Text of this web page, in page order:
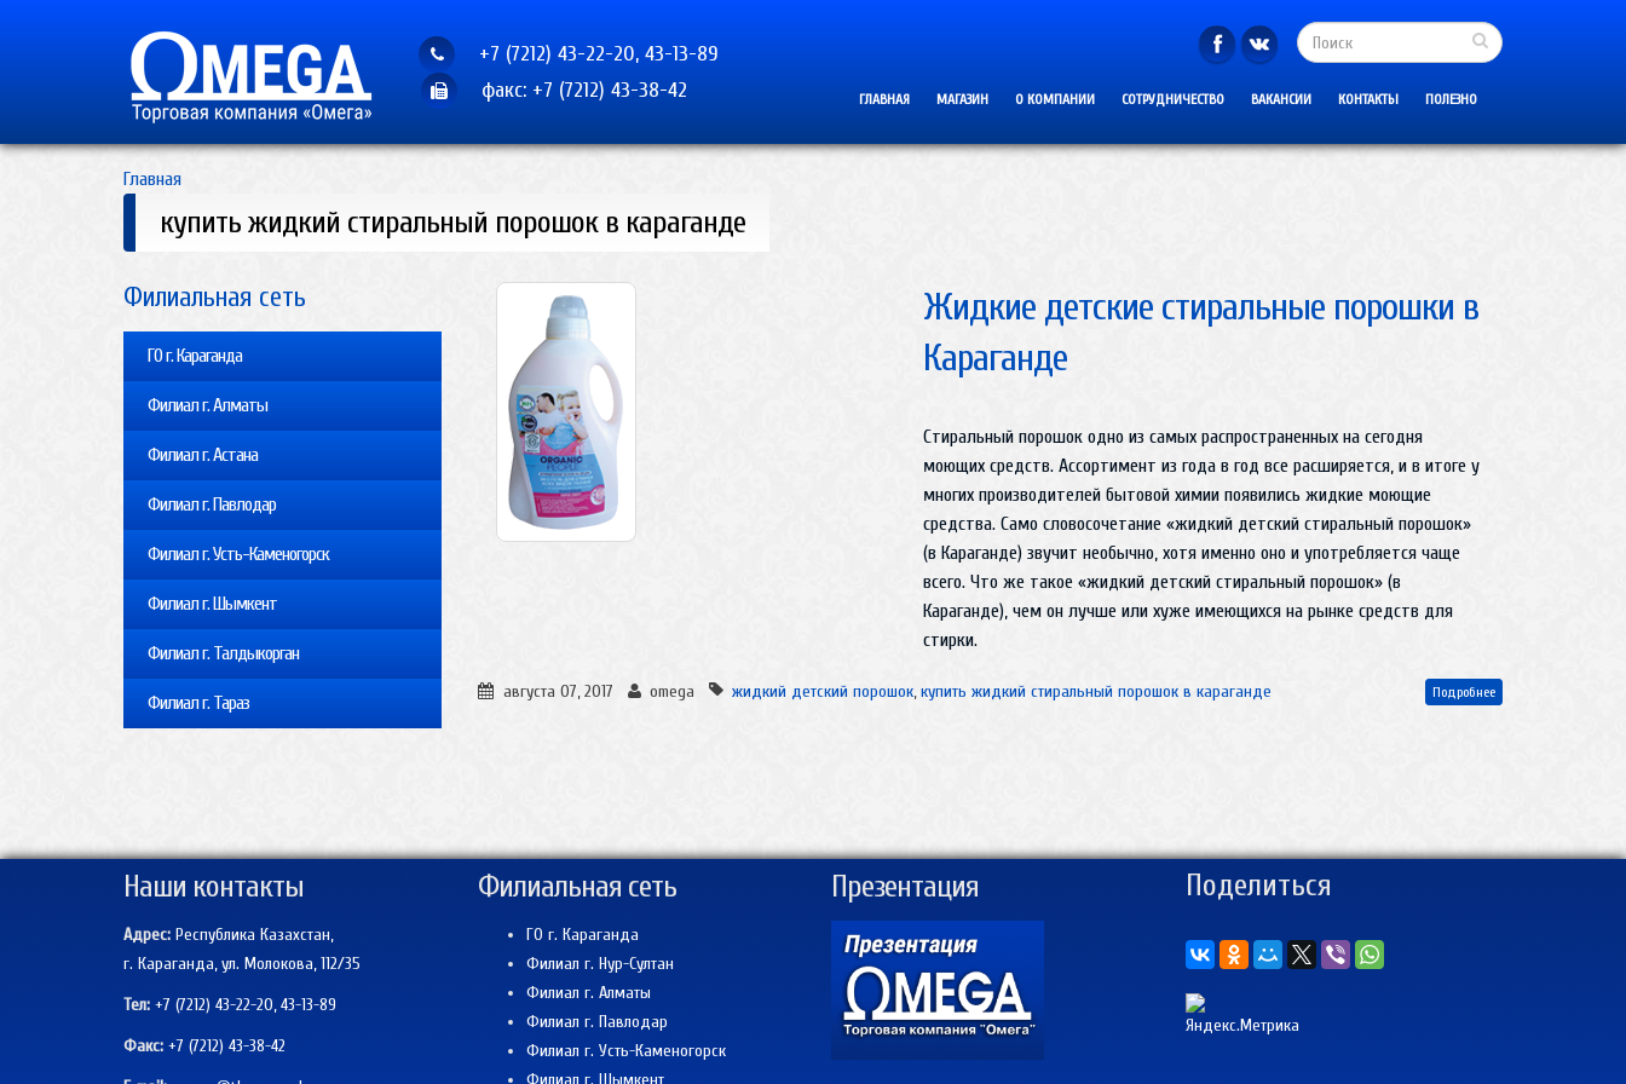
+7 (7212) 43-22-20, 43-13-89
факс: +7 (7212) 43-38-42
ГЛАВНАЯ МАГАЗИН О КОМПАНИИ СОТРУДНИЧЕСТВО ВАКАНСИИ КОНТАКТЫ ПОЛЕЗНО
Главная
купить жидкий стиральный порошок в караганде
Филиальная сеть
ГО г. Караганда
Филиал г. Алматы
Филиал г. Астана
Филиал г. Павлодар
Филиал г. Усть-Каменогорск
Филиал г. Шымкент
Филиал г. Талдыкорган
Филиал г. Тараз
Жидкие детские стиральные порошки в
Караганде
Стиральный порошок одно из самых распространенных на сегодня
моющих средств. Ассортимент из года в год все расширяется, и в итоге у
многих производителей бытовой химии появились жидкие моющие
средства. Само словосочетание «жидкий детский стиральный порошок»
(в Караганде) звучит необычно, хотя именно оно и употребляется чаще
всего. Что же такое «жидкий детский стиральный порошок» (в
Караганде), чем он лучше или хуже имеющихся на рынке средств для
стирки.
августа 07, 2017 omega жидкий детский порошок,купить жидкий стиральный порошок в караганде Подробнее
Наши контакты
Адрес: Республика Казахстан,
г. Караганда, ул. Молокова, 112/35
Тел: +7 (7212) 43-22-20, 43-13-89
Факс: +7 (7212) 43-38-42
Филиальная сеть
ГО г. Караганда
Филиал г. Нур-Султан
Филиал г. Алматы
Филиал г. Павлодар
Филиал г. Усть-Каменогорск
Филиал г. Шымкент
Презентация Поделиться